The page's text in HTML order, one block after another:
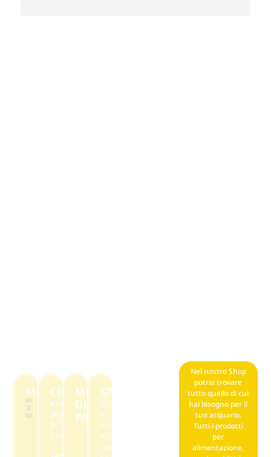
Nel nostro Shop
potrai trovare
tutto quello di cui
hai bisogno per il
tuo acquario.
Tutti i prodotti
per
alimentazione,
MENUCONTATTI
KUDAKUDA
SRL
P.I.
11569590968
METODI
DI
PAGAMENTO
SPEDIZIONI
Spediamo
in
tutta
Italia
con